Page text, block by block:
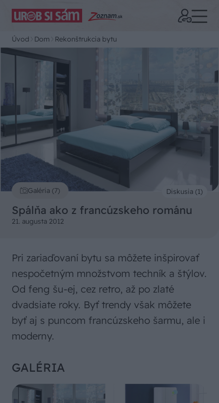
Úvod Dom Rekonštrukcia bytu
Galéria (7)
Spálňa ako z francúzskeho románu
21. augusta 2012
Diskusia (1)
Pri zariaďovaní bytu sa môžete inšpirovať
nespočetným množstvom techník a štýlov.
Od feng šu-ej, cez retro, až po zlaté
dvadsiate roky. Byť trendy však môžete
byť aj s puncom francúzskeho šarmu, ale i
moderny.
GALÉRIA